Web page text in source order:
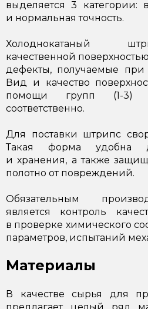
выделяется 3 категории:
и нормальная точность.
Холоднокатаный
качественной
дефекты, получаемые при
Вид и качество
помощи групп (1-3)
соответственно.
Для поставки штрипс
Такая форма удобна
и хранения, а также
полотно от повреждений.
Обязательным
является контроль
в проверке химического
параметров, испытаний
Материалы
В качестве сырья для